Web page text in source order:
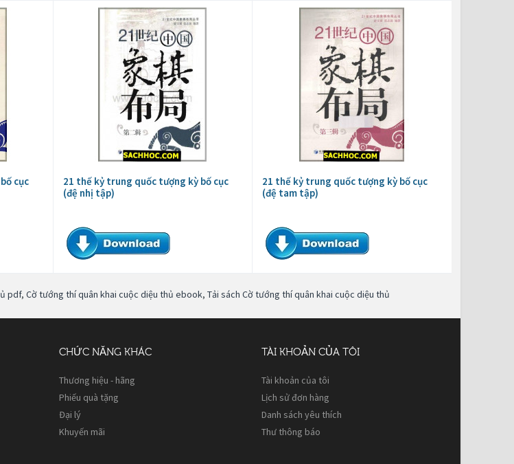
cục
21 thế kỷ trung quốc tượng kỳ bố cục
(đệ nhị tập)
21 thế kỷ trung quốc tượng kỳ bố cục
(đệ tam tập)
pdf, Cờ tướng thí quân khai cuộc diệu thủ ebook, Tải sách Cờ tướng thí quân khai cuộc diệu thủ
CHỨC NĂNG KHÁC
Thương hiệu - hãng
Phiếu quà tặng
Đại lý
Khuyến mãi
TÀI KHOẢN CỦA TÔI
Tài khoản của tôi
Lịch sử đơn hàng
Danh sách yêu thích
Thư thông báo